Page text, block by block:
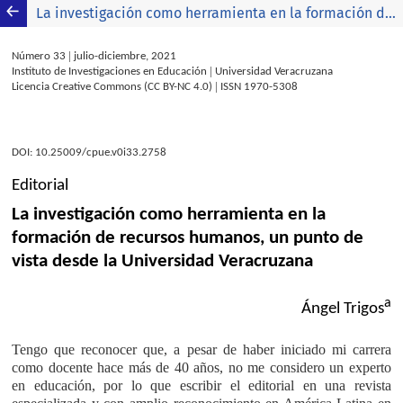
La investigación como herramienta en la formación de recursos humanos, un punto de vista desde la Universidad Veracruzana